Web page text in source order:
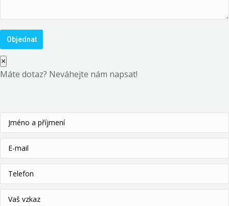
×
Máte dotaz? Neváhejte nám napsat!